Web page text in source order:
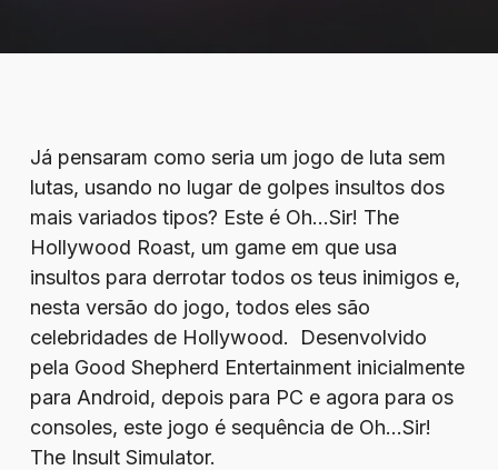
Já pensaram como seria um jogo de luta sem
lutas, usando no lugar de golpes insultos dos
mais variados tipos? Este é Oh…Sir! The
Hollywood Roast, um game em que usa
insultos para derrotar todos os teus inimigos e,
nesta versão do jogo, todos eles são
celebridades de Hollywood. Desenvolvido
pela Good Shepherd Entertainment inicialmente
para Android, depois para PC e agora para os
consoles, este jogo é sequência de Oh…Sir!
The Insult Simulator.